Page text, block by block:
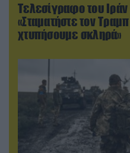
Τελεσίγραφο του
«Σταματήστε τον
χτυπήσουμε σκληρά»